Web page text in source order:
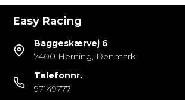
Easy Racing
Baggeskærvej 6
7400 Herning, Denmark
Telefonnr.
97149777